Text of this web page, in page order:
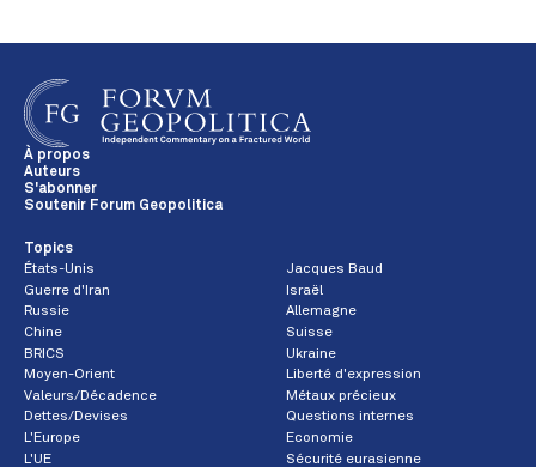
À propos
Auteurs
S'abonner
Soutenir Forum Geopolitica
Topics
États-Unis
Jacques Baud
Guerre d'Iran
Israël
Russie
Allemagne
Chine
Suisse
BRICS
Ukraine
Moyen-Orient
Liberté d'expression
Valeurs/Décadence
Métaux précieux
Dettes/Devises
Questions internes
L'Europe
Economie
L'UE
Sécurité eurasienne